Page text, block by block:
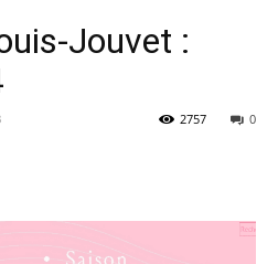
Jouvet :
0
2757